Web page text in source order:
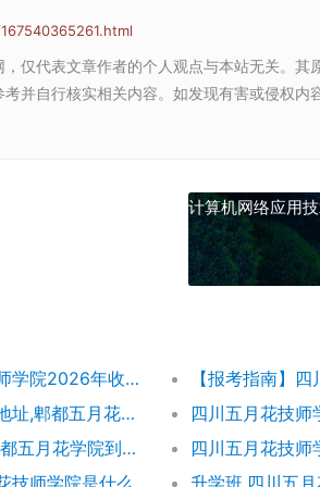
，仅代表文章作者的个人观点与本站无关。
并自行核实相关内容。如发现有害或侵权
计算机网络应用
【五月花学费】四川五月花技师学院2026年收费标准及招生专业
四川五月花技师学院团结校区地址,郫都五月花校园环境好不好
四川五月花技师学院怎么样|成都五月花学院到底好不好